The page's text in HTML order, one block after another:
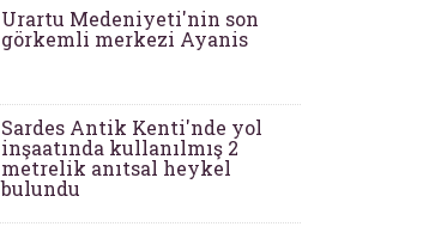
Urartu Medeniyeti'nin son
görkemli merkezi Ayanis
Sardes Antik Kenti'nde yol
inşaatında kullanılmış 2
metrelik anıtsal heykel
bulundu